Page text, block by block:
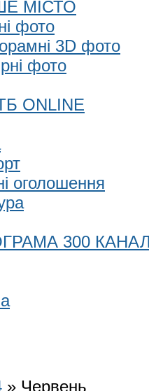
МІСТО
фото
3D фото
фото
ONLINE
оголошення
300
» Червень